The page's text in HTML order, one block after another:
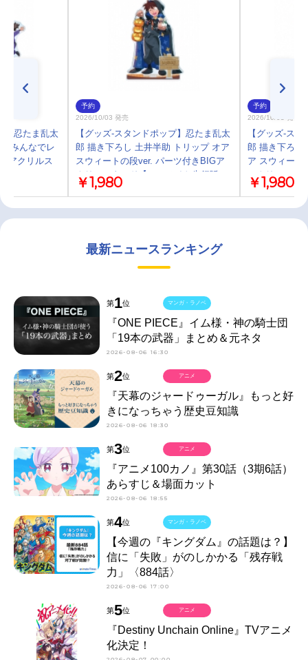
】忍たま乱太
みんなでレ
アクリルス
予約
2026/10/03 発売
【グッズ-スタンドポップ】忍たま乱太
郎 描き下ろし 土井半助 トリップ オア
スウィートの段ver. パーツ付きBIGア
クリルスタンド【アニメイト先行販
売】
￥1,980
予約
2026/10/03 発売
【グッズ-ス
郎 描き下ろし
ア スウィート
アクリルスタ
売】
￥1,980
最新ニュースランキング
第1位
『ONE PIECE』イム様・神の騎士団
「19本の武器」まとめ＆元ネタ
2026-08-06 16:30
マンガ・ラノベ
第2位
『天幕のジャードゥーガル』もっと好
きになっちゃう歴史豆知識
2026-08-06 18:30
アニメ
第3位
『アニメ100カノ』第30話（3期6話）
あらすじ＆場面カット
2026-08-06 18:55
アニメ
第4位
【今週の『キングダム』の話題は？】
信に「失敗」がのしかかる「残存戦
力」〈884話〉
2026-08-06 17:00
マンガ・ラノベ
第5位
『Destiny Unchain Online』TVアニメ
化決定！
アニメ